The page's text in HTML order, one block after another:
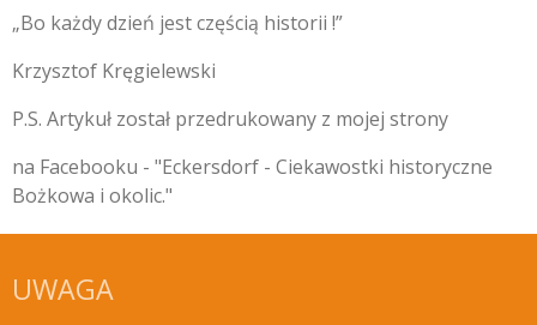
„Bo każdy dzień jest częścią historii !”
Krzysztof Kręgielewski
P.S. Artykuł został przedrukowany z mojej strony
na Facebooku - "Eckersdorf - Ciekawostki historyczne
Bożkowa i okolic."
UWAGA